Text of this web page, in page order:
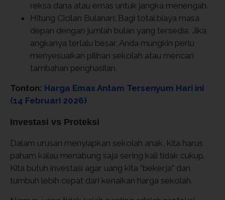
reksa dana atau emas untuk jangka menengah.
Hitung Cicilan Bulanan: Bagi total biaya masa
depan dengan jumlah bulan yang tersedia. Jika
angkanya terlalu besar, Anda mungkin perlu
menyesuaikan pilihan sekolah atau mencari
tambahan penghasilan.
Tonton: Harga Emas Antam Tersenyum Hari ini
(14 Februari 2026)
Investasi vs Proteksi
Dalam urusan menyiapkan sekolah anak, kita harus
paham kalau menabung saja sering kali tidak cukup.
Kita butuh investasi agar uang kita "bekerja" dan
tumbuh lebih cepat dari kenaikan harga sekolah.